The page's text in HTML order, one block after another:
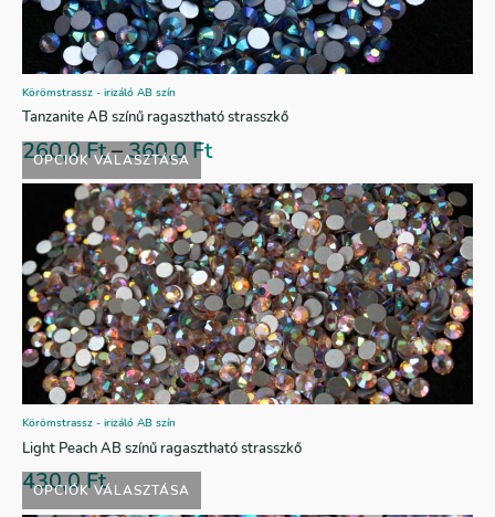
OPCIÓK VÁLASZTÁSA
Körömstrassz - irizáló AB szín
Tanzanite AB színű ragasztható strasszkő
260,0Ft–360,0Ft
OPCIÓK VÁLASZTÁSA
Körömstrassz - irizáló AB szín
Light Peach AB színű ragasztható strasszkő
430,0Ft